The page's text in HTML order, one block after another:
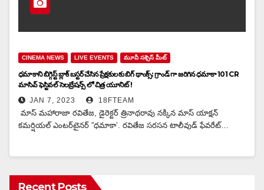
CINEMA NEWS LIVE EVENTS మూవీ సక్సెస్ మీట్
ధమాకాని బిగ్గెస్ట్ బ్లాక్ బస్టర్ చేసిన ప్రేక్షకులకు బిగ్ థాంక్స్: గ్రాండ్ గా జరిగిన ధమాకా 101 CR
మాసివ్ ఫెస్టివల్ సెలబ్రేషన్స్ లో చిత్ర యూనిట్ !
JAN 7, 2023 18FTEAM
మాస్ మహారాజా రవితేజ, డైరెక్టర్ త్రినాథరావు నక్కిన మాస్ యాక్షన్
కమర్షియల్ ఎంటర్‌టైనర్ ”ధమాకా’. రవితేజ సరసన టాలీవుడ్ ఫేవరేట్…
Recent Posts